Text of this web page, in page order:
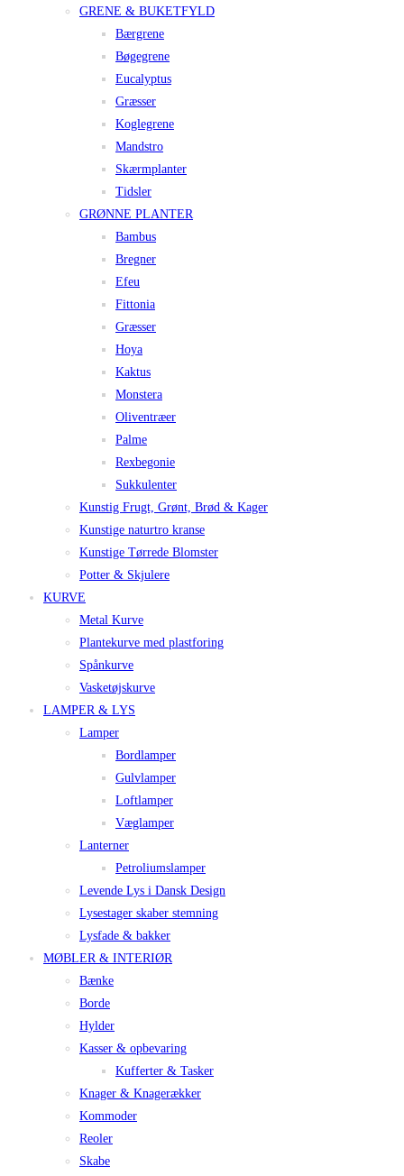
GRENE & BUKETFYLD
Bærgrene
Bøgegrene
Eucalyptus
Græsser
Koglegrene
Mandstro
Skærmplanter
Tidsler
GRØNNE PLANTER
Bambus
Bregner
Efeu
Fittonia
Græsser
Hoya
Kaktus
Monstera
Oliventræer
Palme
Rexbegonie
Sukkulenter
Kunstig Frugt, Grønt, Brød & Kager
Kunstige naturtro kranse
Kunstige Tørrede Blomster
Potter & Skjulere
KURVE
Metal Kurve
Plantekurve med plastforing
Spånkurve
Vasketøjskurve
LAMPER & LYS
Lamper
Bordlamper
Gulvlamper
Loftlamper
Væglamper
Lanterner
Petroliumslamper
Levende Lys i Dansk Design
Lysestager skaber stemning
Lysfade & bakker
MØBLER & INTERIØR
Bænke
Borde
Hylder
Kasser & opbevaring
Kufferter & Tasker
Knager & Knagerækker
Kommoder
Reoler
Skabe